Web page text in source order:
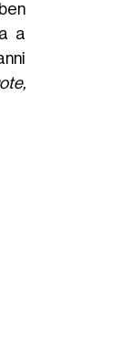
a